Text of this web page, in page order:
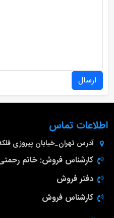
ارسال
اطلاعات تماس
آدرس تهران_خیابان پیروزی
کارشناس فروش: خانم
دفتر فروش
کارشناس فروش